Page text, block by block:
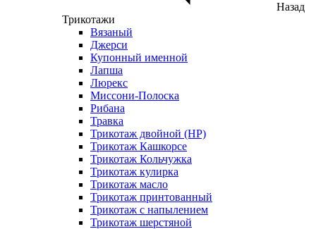
Назад
Трикотажи
Вязаный
Джерси
Купонный именной
Лапша
Люрекс
Миссони-Полоска
Рибана
Травка
Трикотаж двойной (НР)
Трикотаж Кашкорсе
Трикотаж Кольчужка
Трикотаж кулирка
Трикотаж масло
Трикотаж принтованный
Трикотаж с напылением
Трикотаж шерстяной